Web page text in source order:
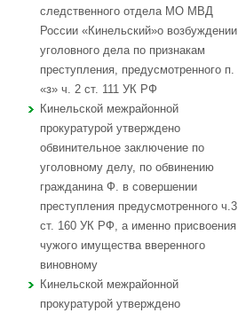
следственного отдела МО МВД
России «Кинельский»о возбуждении
уголовного дела по признакам
преступления, предусмотренного п.
«з» ч. 2 ст. 111 УК РФ
Кинельской межрайонной
прокуратурой утверждено
обвинительное заключение по
уголовному делу, по обвинению
гражданина Ф. в совершении
преступления предусмотренного ч.3
ст. 160 УК РФ, а именно присвоения
чужого имущества вверенного
виновному
Кинельской межрайонной
прокуратурой утверждено